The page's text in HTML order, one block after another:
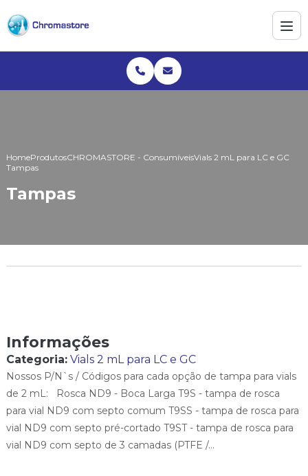
HomeProdutosCHROMASTORE - ConsumíveisVials 2 mL para LC e GC
Tampas
Tampas
Informações
Categoria: Vials 2 mL para LC e GC
Nossos P/N`s / Códigos para cada opção de tampa para vials
de 2 mL: Rosca ND9 - Boca Larga T9S - tampa de rosca
para vial ND9 com septo comum T9SS - tampa de rosca para
vial ND9 com septo pré-cortado T9ST - tampa de rosca para
vial ND9 com septo de 3 camadas (PTFE /...